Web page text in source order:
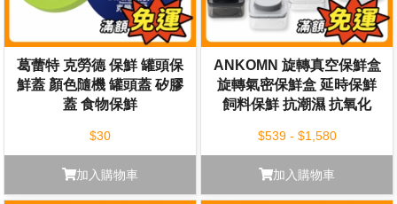
葛蕾特 克勞德 保鮮 罐頭保
鮮蓋 顏色隨機 罐頭蓋 矽膠
蓋 食物保鮮
$30
加入購物車
ANKOMN 旋轉真空保鮮盒
旋轉氣密保鮮盒 延時保鮮
飼料保鮮 抗潮濕 抗氧化
$539 - $1,580
加入購物車